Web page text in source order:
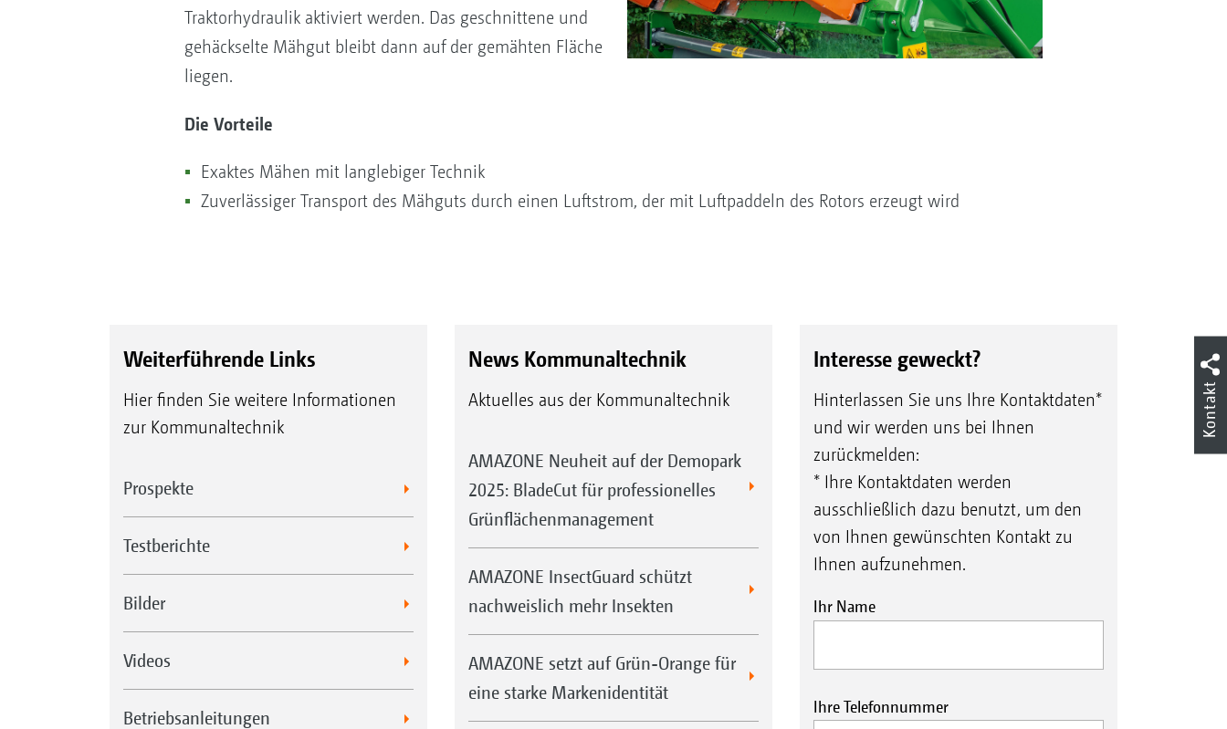
Traktorhydraulik aktiviert werden. Das geschnittene und
gehäckselte Mähgut bleibt dann auf der gemähten Fläche
liegen.
Die Vorteile
Exaktes Mähen mit langlebiger Technik
Zuverlässiger Transport des Mähguts durch einen Luftstrom, der mit Luftpaddeln des Rotors erzeugt wird
Weiterführende Links
Hier finden Sie weitere Informationen
zur Kommunaltechnik
Prospekte
Testberichte
Bilder
Videos
Betriebsanleitungen
News Kommunaltechnik
Aktuelles aus der Kommunaltechnik
AMAZONE Neuheit auf der Demopark
2025: BladeCut für professionelles
Grünflächenmanagement
AMAZONE InsectGuard schützt
nachweislich mehr Insekten
AMAZONE setzt auf Grün-Orange für
eine starke Markenidentität
Interesse geweckt?
Hinterlassen Sie uns Ihre Kontaktdaten*
und wir werden uns bei Ihnen
zurückmelden:
* Ihre Kontaktdaten werden
ausschließlich dazu benutzt, um den
von Ihnen gewünschten Kontakt zu
Ihnen aufzunehmen.
Ihr Name
Ihre Telefonnummer
Kontakt